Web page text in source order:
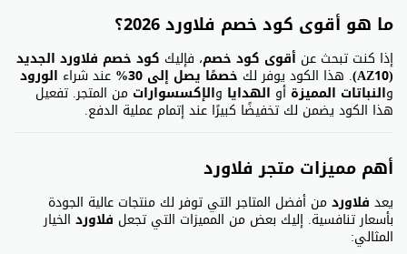
ما هو أقوى كود خصم فلاورد 2026؟
إذا كنت تبحث عن أقوى كود خصم، فإليك كود خصم فلاورد الجديد
(AZ10) . هذا الكود يوفر لك خصمًا يصل إلى 30% عند شراء الورود
والنباتات المميزة أو الهدايا والإكسسوارات من المتجر. تفعيل
هذا الكود يضمن لك تخفيضًا كبيرًا عند إتمام عملية الدفع.
أهم مميزات متجر فلاورد
يعد فلاوردمن أفضل المتاجر التي توفر لك منتجات عالية الجودة
بأسعار تنافسية. إليك بعض من المميزات التي تجعل فلاورد الخيار
المثالي: